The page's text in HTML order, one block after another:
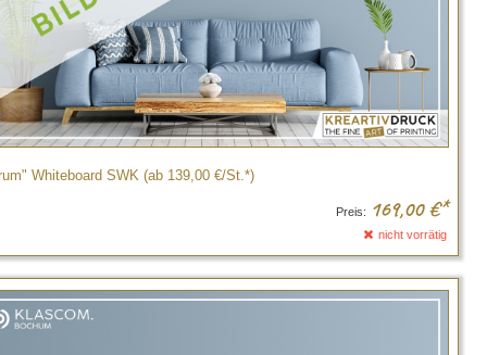
Whiteboard SWK (ab 139,00 €/St.*)
Preis: 169,00 €*
nicht vorrätig